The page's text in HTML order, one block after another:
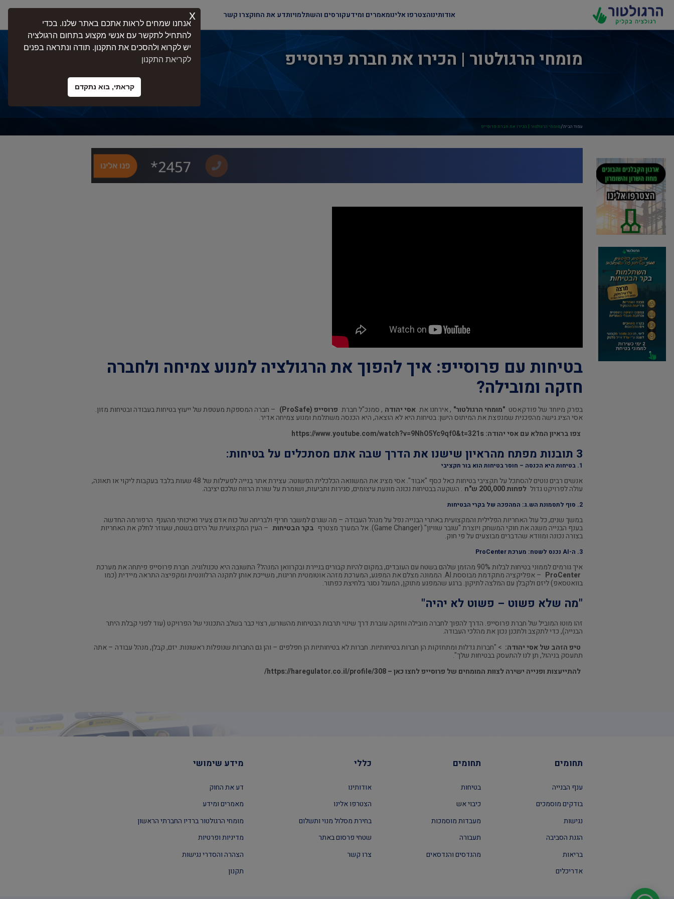
אודותינוהצטרפו אלינומאמרים ומידעקורסים והשתלמויותדע את החוקצרו קשר
מומחי הרגולטור | הכירו את חברת פרוסייפ
עמוד הבית/מומחי הרגולטור | הכירו את חברת פרוסייפ
בטיחות עם פרוסייפ: איך להפוך את הרגולציה למנוע צמיחה ולחברה
חזקה ומובילה?
בפרק מיוחד של פודקאסט "מומחי הרגולטור" , אירחנו את אסי יהודה , סמנכ"ל חברת פרוסייפ (ProSafe) – חברה המספקת מעטפת של ייעוץ בטיחות בעבודה ובטיחות מזון.
אסי הציג גישה מהפכנית שמנפצת את המיתוס הישן: בטיחות היא לא הוצאה, היא הכנסה משתלמת ומנוע צמיחה אדיר.
צפו בראיון המלא עם אסי יהודה:https://www.youtube.com/watch?v=9NhO5Yc9qf0&t=321s
3 תובנות מפתח מהראיון שישנו את הדרך שבה אתם מסתכלים על בטיחות:
1. בטיחות היא הכנסה – חוסר בטיחות הוא בור תקציבי
אנשים רבים נוטים להסתכל על תקציבי בטיחות כאל כסף "אבוד". אסי מציג את המשוואה הכלכלית הפשוטה: עצירת אתר בנייה לפעילות של 48 שעות בלבד בעקבות ליקוי או תאונה,
עולה לפרויקט גדול לפחות 200,000 ש"ח . השקעה בבטיחות נכונה מונעת עיצומים, סגירות ותביעות, ושומרת על שורת הרווח שלכם יציבה.
2. סוף לתסמונת הש.ג: המהפכה של בקרי הבטיחות
במשך שנים, כל עול האחריות הפלילית והמקצועית באתרי הבנייה נפל על מנהל העבודה – מה שגרם למשבר חריף ולבריחה של כוח אדם צעיר ואיכותי מהענף. הרפורמה החדשה
בענף הבנייה משנה את חוקי המשחק ויוצרת "שובר שוויון" (Game Changer). אל המערך מצטרף בקר הבטיחות – העין המקצועית של היזם בשטח, שעוזר לחלק את האחריות
בצורה נכונה ומוודא שהדברים מבוצעים על פי חוק.
3. ה-AI נכנס לשטח: מערכת ProCenter
איך גורמים לממוני בטיחות לבלות 90% מהזמן שלהם בשטח עם העובדים, במקום להיות קבורים בניירת ובקרוואן המנהל? התשובה היא טכנולוגיה. חברת פרוסייפ פיתחה את מערכת
ProCenter – אפליקציה מתקדמת מבוססת AI. הממונה מצלם את המפגע, המערכת מזהה אוטומטית חריגות, משייכת אותן לתקנה הרלוונטית ומקפיצה התראה מיידית (כמו
בוואטסאפ) ליזם ולקבלן עם המלצה לתיקון. ברגע שהמפגע מתוקן, המעגל נסגר בלחיצת כפתור.
"מה שלא פשוט – פשוט לא יהיה"
זהו מוטו המוביל של חברת פרוסייפ. הדרך להפוך לחברה מובילה וחזקה עוברת דרך שינוי תרבות הבטיחות מהשורש, רצוי כבר בשלב התכנוני של הפרויקט (עוד לפני קבלת היתר
הבנייה), כדי לתקצב ולתכנן נכון את מהלכי העבודה.
טיפ הזהב של אסי יהודה: > "חברות גדלות ומתחזקות הן חברות בטיחותיות. חברות לא בטיחותיות הן חפלפים – והן גם החברות שנופלות ראשונות. יזם, קבלן, מנהל עבודה – אתה
תתעסק בניהול, תן לנו להתעסק בבטיחות שלך".
להתייעצות ופנייה ישירה לצוות המומחים של פרוסייפ לחצו כאן –https://haregulator.co.il/profile/308/
תחומים
ענף הבנייה
בודקים מוסמכים
נגישות
הגנת הסביבה
בריאות
אדריכלים
תחומים
בטיחות
כיבוי אש
מעבדות מוסמכות
תעבורה
מהנדסים והנדסאים
כללי
אודותינו
הצטרפו אלינו
בחירת מסלול מנוי ותשלום
שטחי פרסום באתר
צרו קשר
מידע שימושי
דע את החוק
מאמרים ומידע
מומחי הרגולטור ברדיו החברתי הראשון
מדיניות ופרטיות
הצהרה והסדרי נגישות
תקנון
אנחנו שמחים לראות אתכם באתר שלנו. בכדי
להתחיל לתקשר עם אנשי מקצוע בתחום הרגולציה
יש לקרוא ולהסכים את התקנון. תודה ונתראה בפנים
לקריאת התקנון
קראתי, בוא נתקדם
x